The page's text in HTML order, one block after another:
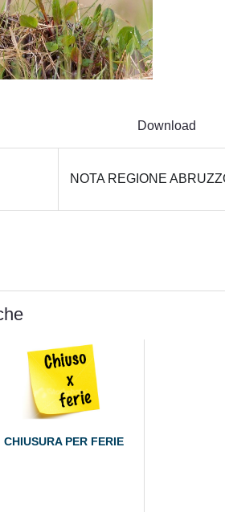
Download
NOTA REGIONE
CHIUSURA PER FERIE